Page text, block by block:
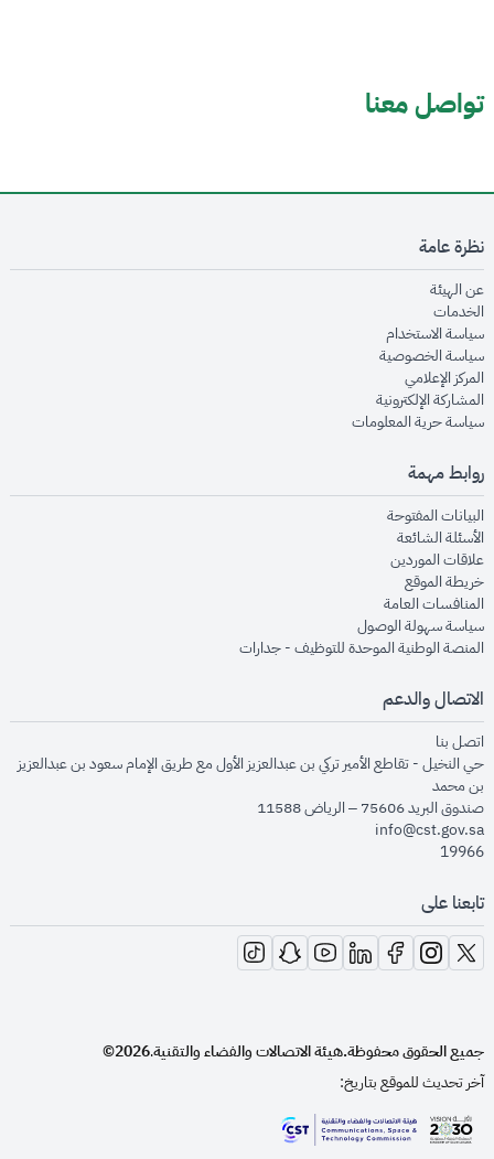
تواصل معنا
نظرة عامة
عن الهيئةopens in new window
الخدماتopens in new window
سياسة الاستخدام
سياسة الخصوصيةopens in new window
المركز الإعلاميopens in new window
المشاركة الإلكترونيةopens in new window
سياسة حرية المعلوماتopens in new window
روابط مهمة
البيانات المفتوحةopens in new window
الأسئلة الشائعةopens in new window
علاقات الموردينopens in new window
خريطة الموقعopens in new window
المنافسات العامةopens in new window
سياسة سهولة الوصولopens in new window
المنصة الوطنية الموحدة للتوظيف - جداراتopens in new window
الاتصال والدعم
اتصل بنا
حي النخيل - تقاطع الأمير تركي بن عبدالعزيز الأول مع طريق الإمام سعود بن عبدالعزيز
بن محمد
صندوق البريد 75606 – الرياض 11588
info@cst.gov.sa
19966
تابعنا على
opens in new window
opens in new window
opens in new window
opens in new window
opens in new window
opens in new window
opens in new window
جميع الحقوق محفوظة.هيئة الاتصالات والفضاء والتقنية.
2026©
آخر تحديث للموقع بتاريخ: